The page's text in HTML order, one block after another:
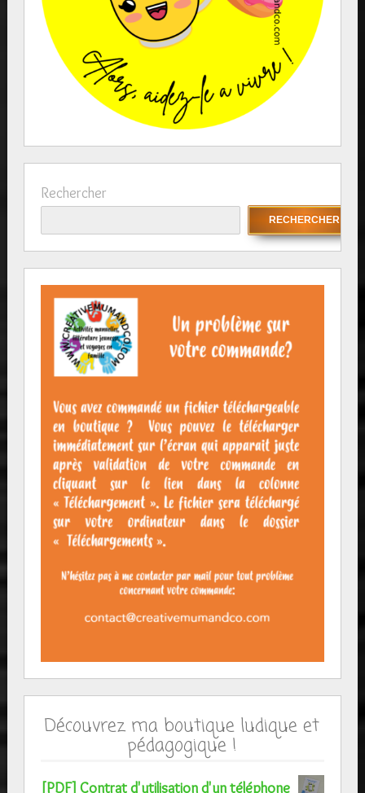
Rechercher
RECHERCHER
Découvrez ma boutique ludique et
pédagogique !
[PDF] Contrat d'utilisation d'un téléphone